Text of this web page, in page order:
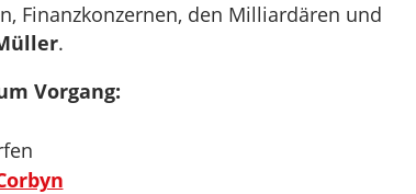
Finanzkonzernen, den Milliardären und
.
Vorgang: